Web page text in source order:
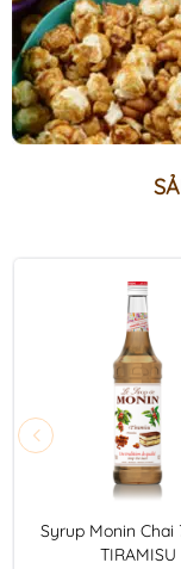
Syrup Monin Chai
TIRAMISU